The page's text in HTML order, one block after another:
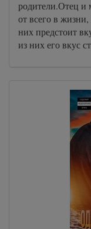
родители.Отец и
от всего в
них предстоит
из них его вкус